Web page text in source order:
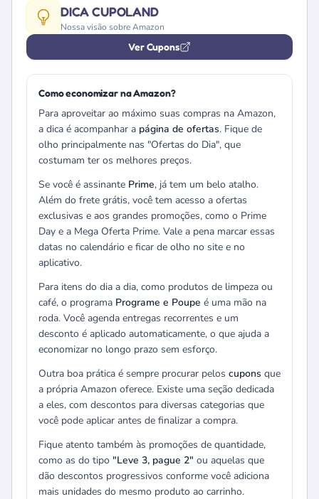
DICA CUPOLAND
Nossa visão sobre Amazon
Ver Cupons
Como economizar na Amazon?
Para aproveitar ao máximo suas compras na Amazon,
a dica é acompanhar a página de ofertas. Fique de
olho principalmente nas "Ofertas do Dia", que
costumam ter os melhores preços.
Se você é assinante Prime, já tem um belo atalho.
Além do frete grátis, você tem acesso a ofertas
exclusivas e aos grandes promoções, como o Prime
Day e a Mega Oferta Prime. Vale a pena marcar essas
datas no calendário e ficar de olho no site e no
aplicativo.
Para itens do dia a dia, como produtos de limpeza ou
café, o programa Programe e Poupe é uma mão na
roda. Você agenda entregas recorrentes e um
desconto é aplicado automaticamente, o que ajuda a
economizar no longo prazo sem esforço.
Outra boa prática é sempre procurar pelos cupons que
a própria Amazon oferece. Existe uma seção dedicada
a eles, com descontos para diversas categorias que
você pode aplicar antes de finalizar a compra.
Fique atento também às promoções de quantidade,
como as do tipo "Leve 3, pague 2" ou aquelas que
dão descontos progressivos conforme você adiciona
mais unidades do mesmo produto ao carrinho.